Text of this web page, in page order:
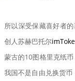
所以深受保藏喜好者
创人苏赫巴托尔
蒙古的10图格里克纸
我国不是自由兑换货